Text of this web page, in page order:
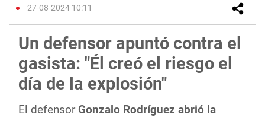
27-08-2024 10:11
Un defensor apuntó contra el
gasista: "Él creó el riesgo el
día de la explosión"
El defensor Gonzalo Rodríguez abrió la